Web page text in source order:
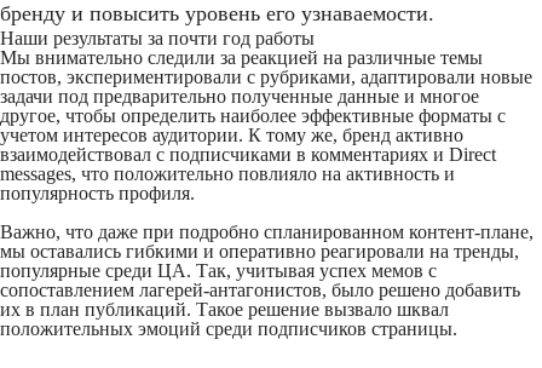
бренду и повысить уровень его узнаваемости.
Наши результаты за почти год работы
Мы внимательно следили за реакцией на различные темы
постов, экспериментировали с рубриками, адаптировали новые
задачи под предварительно полученные данные и многое
другое, чтобы определить наиболее эффективные форматы с
учетом интересов аудитории. К тому же, бренд активно
взаимодействовал с подписчиками в комментариях и Direct
messages, что положительно повлияло на активность и
популярность профиля.
Важно, что даже при подробно спланированном контент-плане,
мы оставались гибкими и оперативно реагировали на тренды,
популярные среди ЦА. Так, учитывая успех мемов с
сопоставлением лагерей-антагонистов, было решено добавить
их в план публикаций. Такое решение вызвало шквал
положительных эмоций среди подписчиков страницы.